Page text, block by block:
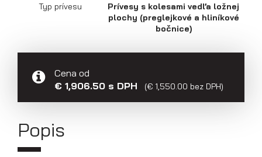
Typ prívesu
Prívesy s kolesami vedľa ložnej
plochy (preglejkové a hliníkové
bočnice)
Cena od
€ 1,906.50 s DPH
(€ 1,550.00 bez DPH)
Popis